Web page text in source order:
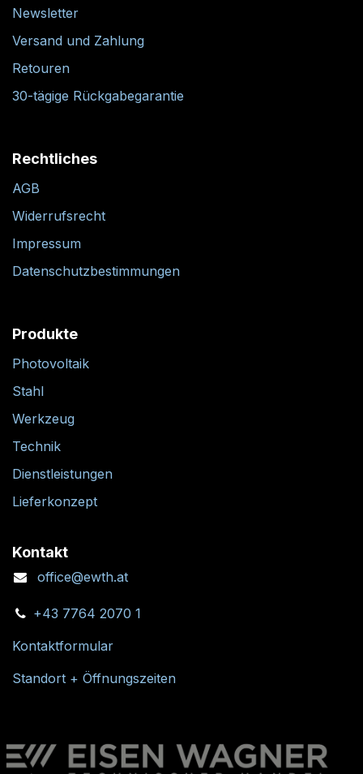
Newsletter
Versand und Zahlung
Retouren
30-tägige Rückgabegarantie
Rechtliches
AGB
Widerrufsrecht
Impressum
Datenschutzbestimmungen
Produkte
Photovoltaik
Stahl
Werkzeug
Technik
Dienstleistungen
Lieferkonzept
Kontakt
office@ewth.at
+43 7764 2070 1
Kontaktformular
Standort + Öffnungszeiten